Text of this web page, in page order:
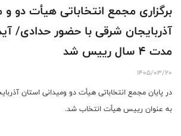
برگزاری مجمع انتخاباتی هیأت دو
آذربایجان شرقی با حضور حدادی/
مدت 4 سال رییس شد
1405/03/20
در پایان مجمع انتخاباتی هیأت دو ومیدانی استان
به عنوان رییس هیأت انتخاب شد.